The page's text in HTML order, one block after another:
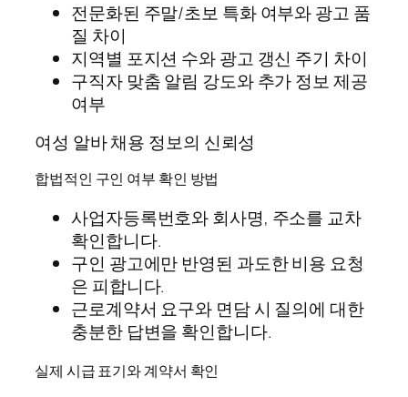
전문화된 주말/초보 특화 여부와 광고 품
질 차이
지역별 포지션 수와 광고 갱신 주기 차이
구직자 맞춤 알림 강도와 추가 정보 제공
여부
여성 알바 채용 정보의 신뢰성
합법적인 구인 여부 확인 방법
사업자등록번호와 회사명, 주소를 교차
확인합니다.
구인 광고에만 반영된 과도한 비용 요청
은 피합니다.
근로계약서 요구와 면담 시 질의에 대한
충분한 답변을 확인합니다.
실제 시급 표기와 계약서 확인